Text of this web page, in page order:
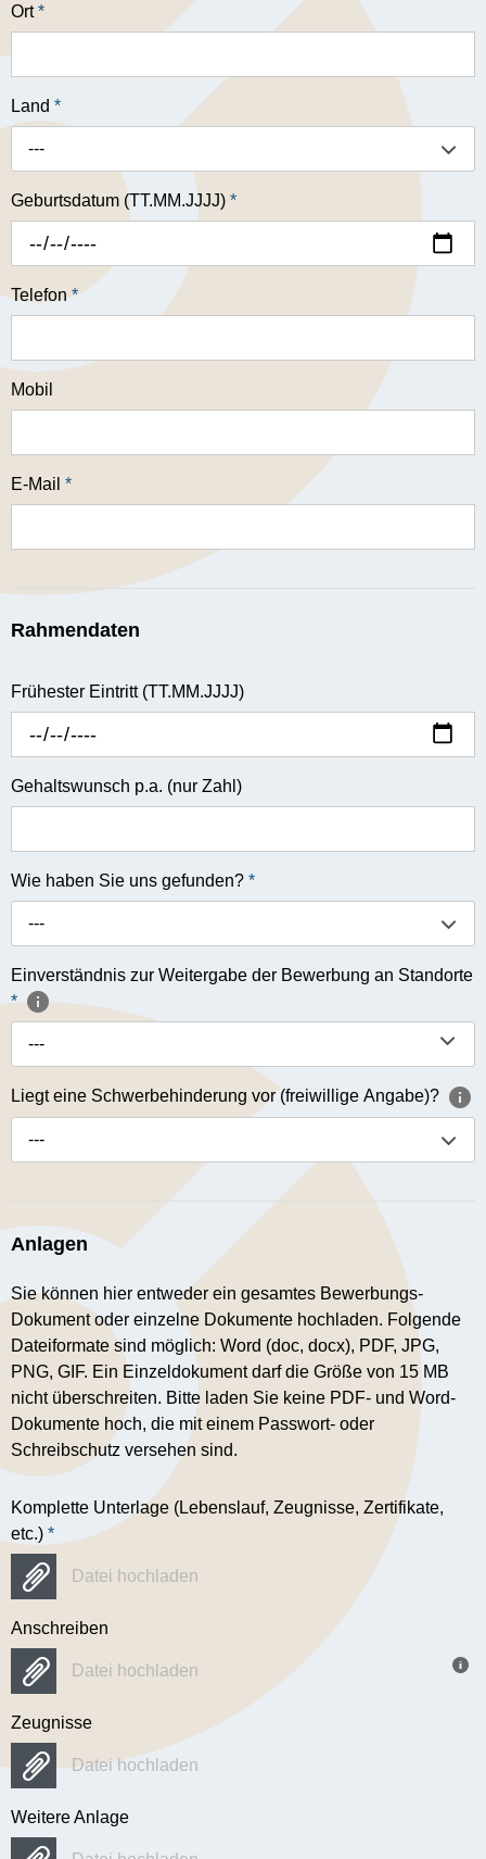
Ort*
Land *
---
Geburtsdatum (TT.MM.JJJJ) *
Telefon*
Mobil
E-Mail *
Rahmendaten
Frühester Eintritt (TT.MM.JJJJ)
Gehaltswunsch p.a. (nur Zahl)
Wie haben Sie uns gefunden? *
---
Einverständnis zur Weitergabe der Bewerbung an Standorte
*
---
Liegt eine Schwerbehinderung vor (freiwillige Angabe)?
---
Anlagen
Sie können hier entweder ein gesamtes Bewerbungs-
Dokument oder einzelne Dokumente hochladen. Folgende
Dateiformate sind möglich: Word (doc, docx), PDF, JPG,
PNG, GIF. Ein Einzeldokument darf die Größe von 15 MB
nicht überschreiten. Bitte laden Sie keine PDF- und Word-
Dokumente hoch, die mit einem Passwort- oder
Schreibschutz versehen sind.
Komplette Unterlage (Lebenslauf, Zeugnisse, Zertifikate,
etc.) *
Datei hochladen
Anschreiben
Datei hochladen
Zeugnisse
Datei hochladen
Weitere Anlage